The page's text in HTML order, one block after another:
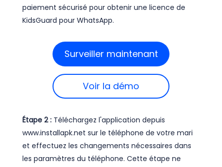
paiement sécurisé pour obtenir une licence de
KidsGuard pour WhatsApp.
Surveiller maintenant
Voir la démo
Étape 2 : Téléchargez l'application depuis
www.installapk.net sur le téléphone de votre mari
et effectuez les changements nécessaires dans
les paramètres du téléphone. Cette étape ne